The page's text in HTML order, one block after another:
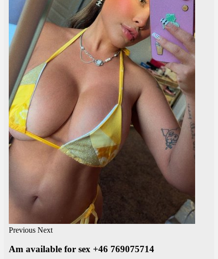
Previous Next
Am available for sex +46 769075714